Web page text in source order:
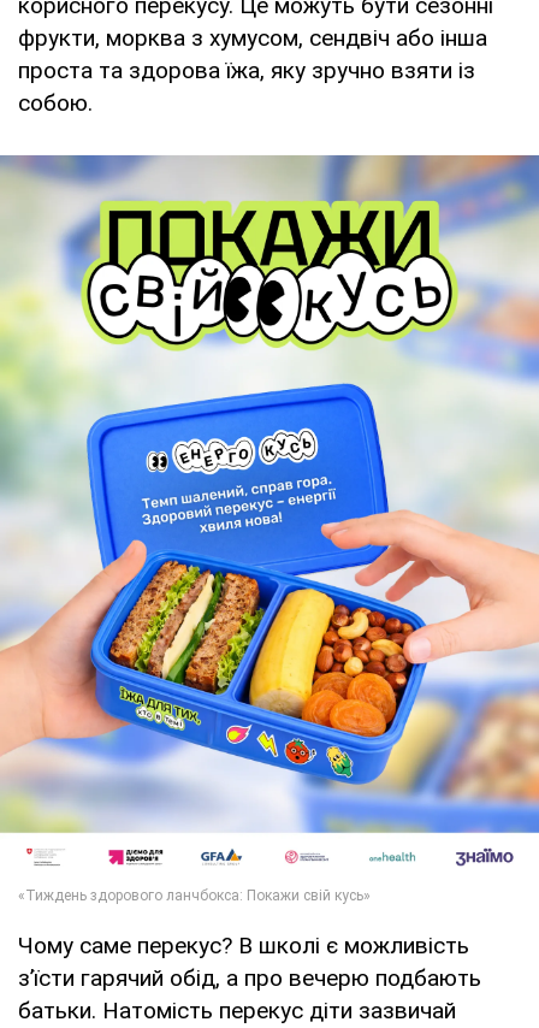
фрукти, морква з хумусом, сендвіч або інша
проста та здорова їжа, яку зручно взяти із
собою.
Чому саме перекус? В школі є можливість
з’їсти гарячий обід, а про вечерю подбають
батьки. Натомість перекус діти зазвичай